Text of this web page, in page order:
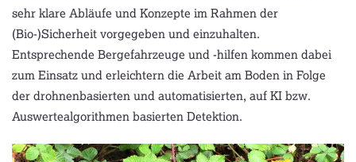
sehr klare Abläufe und Konzepte im Rahmen der
(Bio-)Sicherheit vorgegeben und einzuhalten.
Entsprechende Bergefahrzeuge und -hilfen kommen dabei
zum Einsatz und erleichtern die Arbeit am Boden in Folge
der drohnenbasierten und automatisierten, auf KI bzw.
Auswertealgorithmen basierten Detektion.